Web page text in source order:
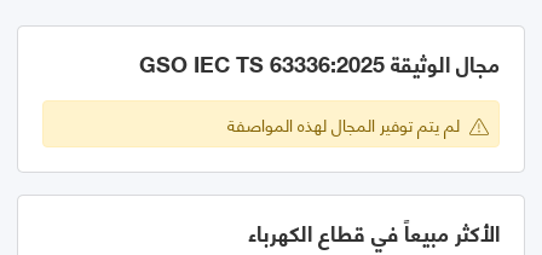
مجال الوثيقة GSO IEC TS 63336:2025
لم يتم توفير المجال لهذه المواصفة
الأكثر مبيعاً في قطاع الكهرباء